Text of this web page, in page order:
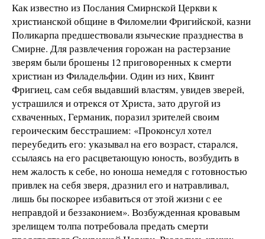
Как известно из Послания Смирнской Церкви к
христианской общине в Филомелии Фригийской, казни
Поликарпа предшествовали языческие празднества в
Смирне. Для развлечения горожан на растерзание
зверям были брошены 12 приговоренных к смерти
христиан из Филадельфии. Один из них, Квинт
Фригиец, сам себя выдавший властям, увидев зверей,
устрашился и отрекся от Христа, зато другой из
схваченных, Германик, поразил зрителей своим
героическим бесстрашием: «Проконсул хотел
переубедить его: указывал на его возраст, старался,
ссылаясь на его расцветающую юность, возбудить в
нем жалость к себе, но юноша немедля с готовностью
привлек на себя зверя, дразнил его и натравливал,
лишь бы поскорее избавиться от этой жизни с ее
неправдой и беззаконием». Возбужденная кровавым
зрелищем толпа потребовала предать смерти